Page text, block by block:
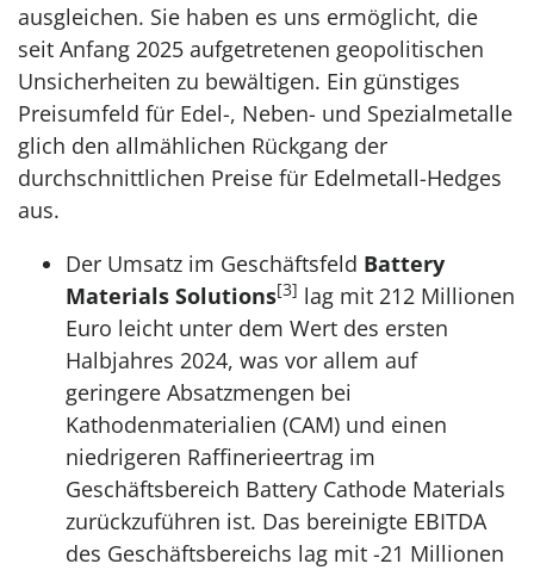
ausgleichen. Sie haben es uns ermöglicht, die
seit Anfang 2025 aufgetretenen geopolitischen
Unsicherheiten zu bewältigen. Ein günstiges
Preisumfeld für Edel-, Neben- und Spezialmetalle
glich den allmählichen Rückgang der
durchschnittlichen Preise für Edelmetall-Hedges
aus.
Der Umsatz im Geschäftsfeld Battery
Materials Solutions[3] lag mit 212 Millionen
Euro leicht unter dem Wert des ersten
Halbjahres 2024, was vor allem auf
geringere Absatzmengen bei
Kathodenmaterialien (CAM) und einen
niedrigeren Raffinerieertrag im
Geschäftsbereich Battery Cathode Materials
zurückzuführen ist. Das bereinigte EBITDA
des Geschäftsbereichs lag mit -21 Millionen